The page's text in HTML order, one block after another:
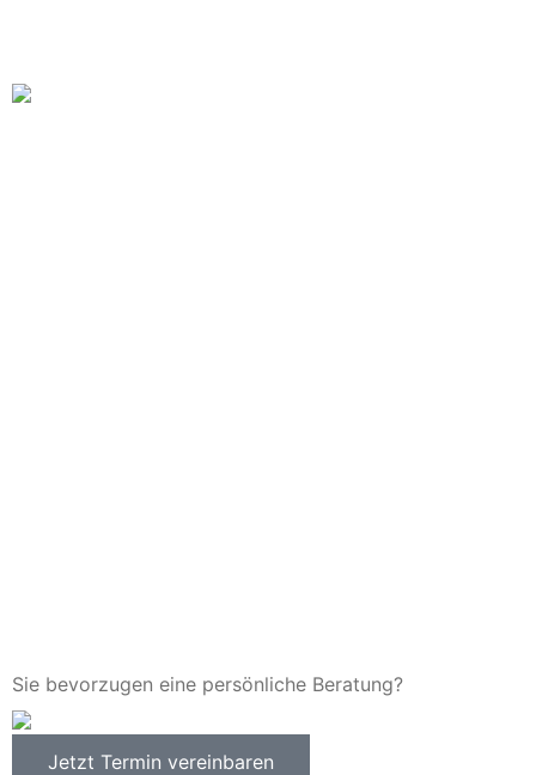
Sie bevorzugen eine persönliche Beratung?
Jetzt Termin vereinbaren